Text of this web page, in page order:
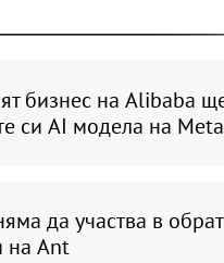
бизнес на Alibaba
си AI модела на
да участва в
на Ant